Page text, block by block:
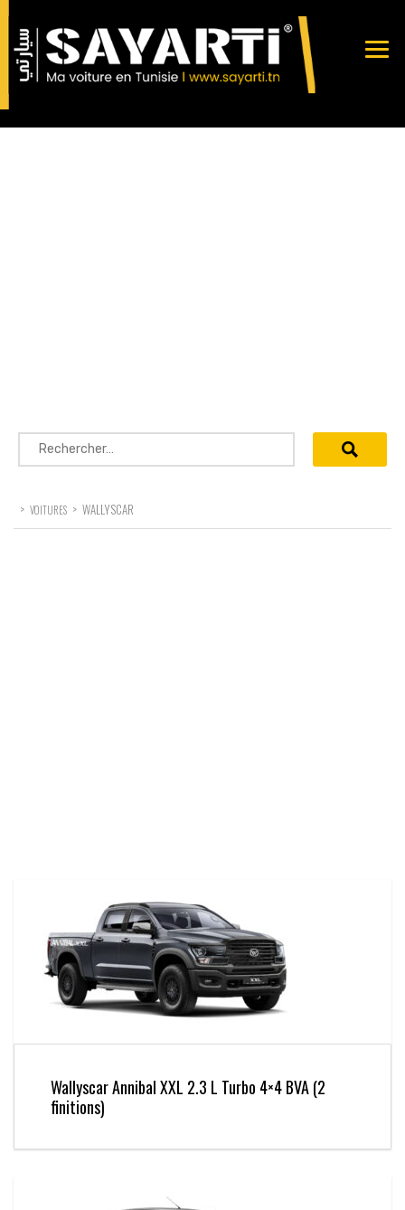
Rechercher :
> VOITURES > WALLYSCAR
Wallyscar Annibal XXL 2.3 L Turbo 4×4 BVA (2
finitions)